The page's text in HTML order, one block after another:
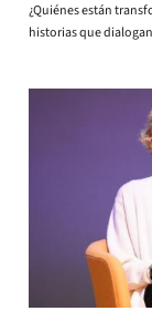
¿Quiénes están
historias que